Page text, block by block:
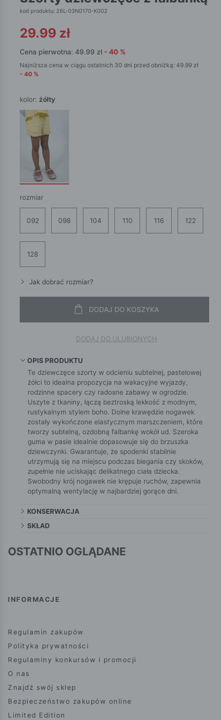
kod produktu: 26L-03N0170-K002
29.99 zł
Cena pierwotna: 49.99 zł - 40 %
Najniższa cena w ciągu ostatnich 30 dni przed obniżką: 49.99 zł
- 40 %
kolor: żółty
rozmiar
092 098 104 110 116 122
128
Jak dobrać rozmiar?
DODAJ DO KOSZYKA
DODAJ DO ULUBIONYCH
OPIS PRODUKTU
Te dziewczęce szorty w odcieniu subtelnej, pastelowej
żółci to idealna propozycja na wakacyjne wyjazdy,
rodzinne spacery czy radosne zabawy w ogrodzie.
Uszyte z tkaniny, łączą beztroską lekkość z modnym,
rustykalnym stylem boho. Dolne krawędzie nogawek
zostały wykończone elastycznym marszczeniem, które
tworzy subtelną, ozdobną falbankę wokół ud. Szeroka
guma w pasie idealnie dopasowuje się do brzuszka
dziewczynki. Gwarantuje, że spodenki stabilnie
utrzymują się na miejscu podczas biegania czy skoków,
zupełnie nie uciskając delikatnego ciała dziecka.
Swobodny krój nogawek nie krępuje ruchów, zapewnia
optymalną wentylację w najbardziej gorące dni.
KONSERWACJA
SKŁAD
OSTATNIO OGLĄDANE
INFORMACJE
Regulamin zakupów
Polityka prywatności
Regulaminy konkursów i promocji
O nas
Znajdź swój sklep
Bezpieczeństwo zakupów online
Limited Edition